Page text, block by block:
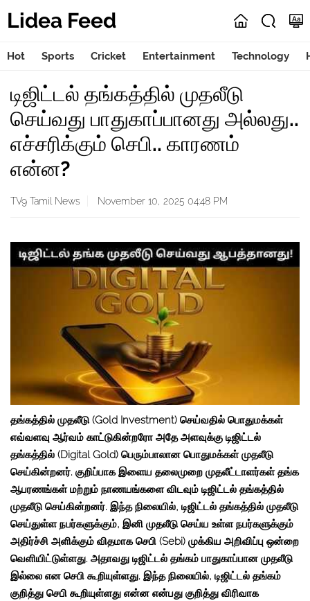
Lidea Feed
Hot Sports Cricket Entertainment Technology
டிஜிட்டல் தங்கத்தில் முதலீடு
செய்வது பாதுகாப்பானது அல்லது..
எச்சரிக்கும் செபி.. காரணம்
என்ன?
TV9 Tamil News November 10, 2025 04:48 PM
தங்கத்தில் முதலீடு(Gold Investment) செய்வதில் பொதுமக்கள்
எவ்வளவு ஆர்வம் காட்டுகின்றரோ அதே அளவுக்கு டிஜிட்டல்
தங்கத்தில் (Digital Gold) பெரும்பாலான பொதுமக்கள் முதலீடு
செய்கின்றனர். குறிப்பாக இளைய தலைமுறை முதலீட்டாளர்கள் தங்க
ஆபரணங்கள் மற்றும் நாணயங்களை விடவும் டிஜிட்டல் தங்கத்தில்
முதலீடு செய்கின்றனர். இந்த நிலையில், டிஜிட்டல் தங்கத்தில் முதலீடு
செய்துள்ள நபர்களுக்கும், இனி முதலீடு செய்ய உள்ள நபர்களுக்கும்
அதிர்ச்சி அளிக்கும் விதமாக செபி (Sebi) முக்கிய அறிவிப்பு ஒன்றை
வெளியிட்டுள்ளது. அதாவது டிஜிட்டல் தங்கம் பாதுகாப்பான முதலீடு
இல்லை என செபி கூறியுள்ளது. இந்த நிலையில், டிஜிட்டல் தங்கம்
குறித்து செபி கூறியுள்ளது என்ன என்பது குறித்து விரிவாக